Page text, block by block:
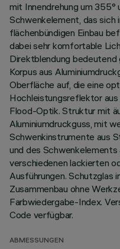
mit Innendrehung um 355°
Schwenkelement, das
flächenbündigen Einbau
dabei sehr komfortable
Direktblendung
Korpus aus
Oberfläche auf, die eine
Hochleistungsreflektor
Flood-Optik. Struktur mit
Aluminiumdruckguss, mit
Schwenkinstrumente aus
und des
verschiedenen lackierten
Ausführungen. Schutzglas
Zusammenbau ohne
Farbwiedergabe-Index.
Code verfügbar.
ABMESSUNGEN